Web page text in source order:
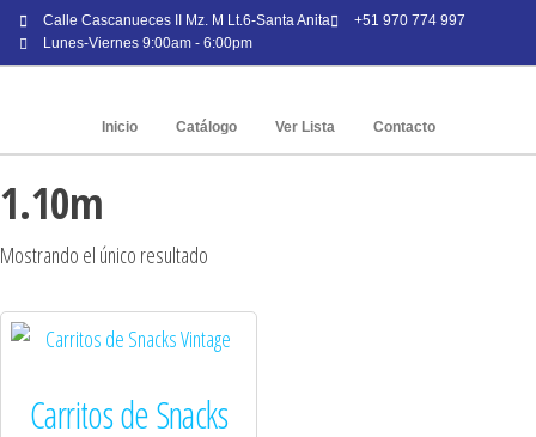
Calle Cascanueces II Mz. M Lt.6-Santa Anita
+51 970 774 997
Lunes-Viernes 9:00am - 6:00pm
Inicio Catálogo Ver Lista Contacto
1.10m
Mostrando el único resultado
Carritos de Snacks